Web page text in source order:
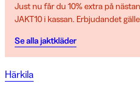
Just nu får du 10% extra på
JAKT10 i kassan. Erbjudandet
Se alla jaktkläder
Härkila